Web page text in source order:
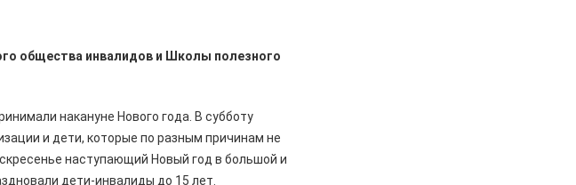
общества инвалидов и Школы полезного
накануне Нового года. В субботу
и дети, которые по разным причинам не
наступающий Новый год в большой и
дети-инвалиды до 15 лет.